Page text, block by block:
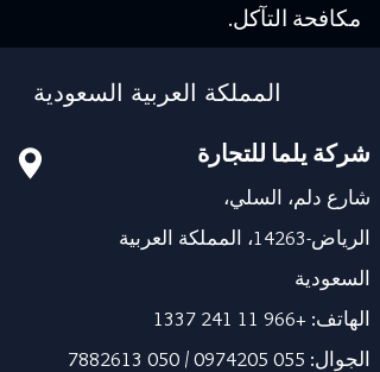
مكافحة التآكل.
المملكة العربية السعودية
شركة يلما للتجارة
شارع دلم، السلي،
الرياض-14263، المملكة العربية
السعودية
الهاتف: +966 11 241 1337
الجوال: 055 0974205
/
050 7882613